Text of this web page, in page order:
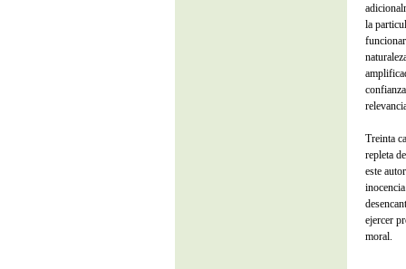
la
Treinta
repleta
este
ejercer
moral.